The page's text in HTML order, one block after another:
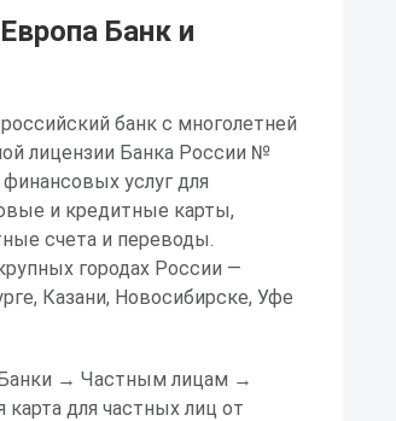
Банк и
банк с многолетней
лицензии Банка России №
услуг для
и кредитные карты,
счета и переводы.
городах России —
Казани, Новосибирске, Уфе
→ Частным лицам →
для частных лиц от